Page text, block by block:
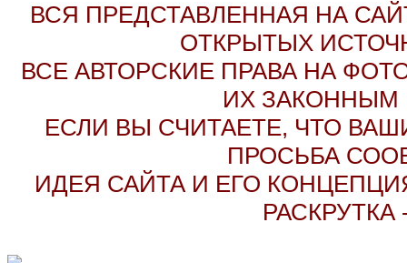
ВСЯ ПРЕДСТАВЛЕННАЯ НА
ОТКРЫТЫХ
ВСЕ АВТОРСКИЕ ПРАВА НА
ИХ ЗАКОННЫМ
ЕСЛИ ВЫ СЧИТАЕТЕ, ЧТО
ПРОСЬБА
ИДЕЯ САЙТА И ЕГО
РАСКРУТКА